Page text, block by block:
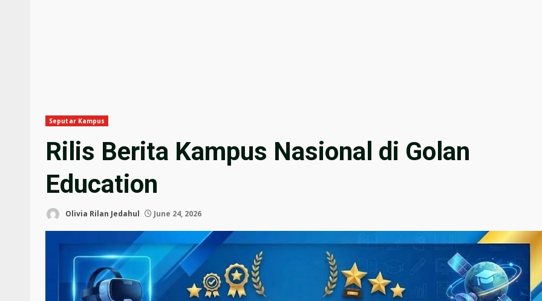
Seputar Kampus
Rilis Berita Kampus Nasional di Golan
Education
Olivia Rilan Jedahul June 24, 2026